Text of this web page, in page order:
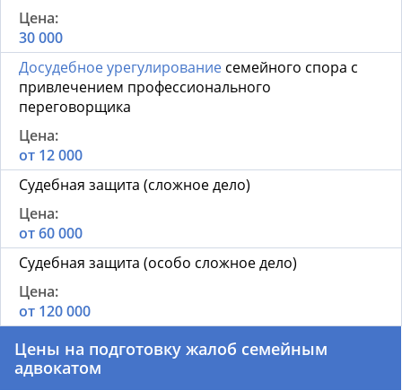
30 000
Досудебное урегулирование семейного спора с
привлечением профессионального
переговорщика
от 12 000
Судебная защита (сложное дело)
от 60 000
Судебная защита (особо сложное дело)
от 120 000
Цены на подготовку жалоб семейным
адвокатом